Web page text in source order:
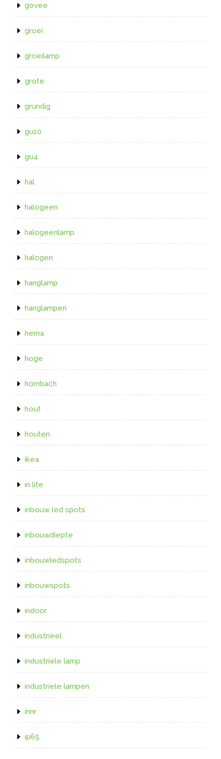
govee
groei
groeilamp
grote
grundig
gu10
gu4
hal
halogeen
halogeenlamp
halogen
hanglamp
hanglampen
hema
hoge
hornbach
hout
houten
ikea
in lite
inbouw led spots
inbouwdiepte
inbouwledspots
inbouwspots
indoor
industrieel
industriele lamp
industriele lampen
innr
ip65